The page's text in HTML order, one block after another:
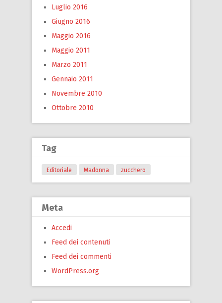
Luglio 2016
Giugno 2016
Maggio 2016
Maggio 2011
Marzo 2011
Gennaio 2011
Novembre 2010
Ottobre 2010
Tag
Editoriale Madonna zucchero
Meta
Accedi
Feed dei contenuti
Feed dei commenti
WordPress.org